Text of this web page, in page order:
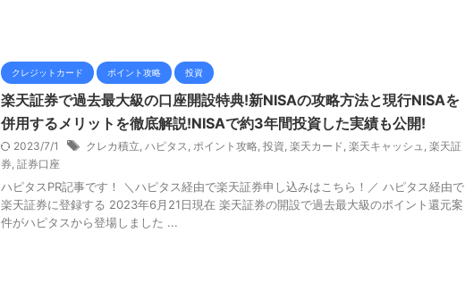
クレジットカード ポイント攻略 投資
楽天証券で過去最大級の口座開設特典!新NISAの攻略方法と現行NISAを
併用するメリットを徹底解説!NISAで約3年間投資した実績も公開!
2023/7/1 クレカ積立, ハピタス, ポイント攻略, 投資, 楽天カード, 楽天キャッシュ , 楽天証
券, 証券口座
ハピタスPR記事です！ ＼ハピタス経由で楽天証券申し込みはこちら！／ ハピタス経由で
楽天証券に登録する 2023年6月21日現在 楽天証券の開設で過去最大級のポイント還元案
件がハピタスから登場しました ...